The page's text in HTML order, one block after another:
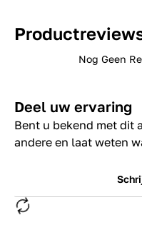
Nog Geen
Deel uw ervaring
Bent u bekend met dit
andere en laat weten